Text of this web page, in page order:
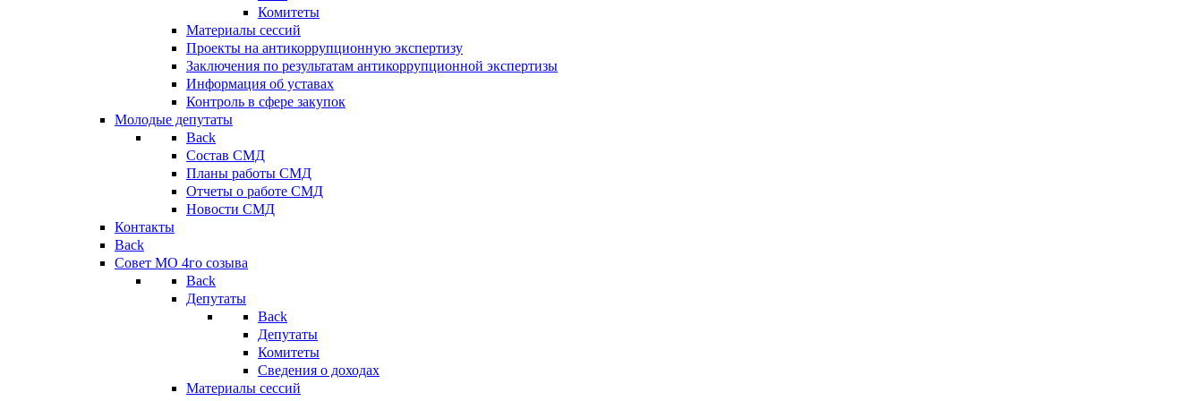
Комитеты
Материалы сессий
Проекты на антикоррупционную экспертизу
Заключения по результатам антикоррупционной экспертизы
Информация об уставах
Контроль в сфере закупок
Молодые депутаты
Back
Состав СМД
Планы работы СМД
Отчеты о работе СМД
Новости СМД
Контакты
Back
Совет МО 4го созыва
Back
Депутаты
Back
Депутаты
Комитеты
Сведения о доходах
Материалы сессий